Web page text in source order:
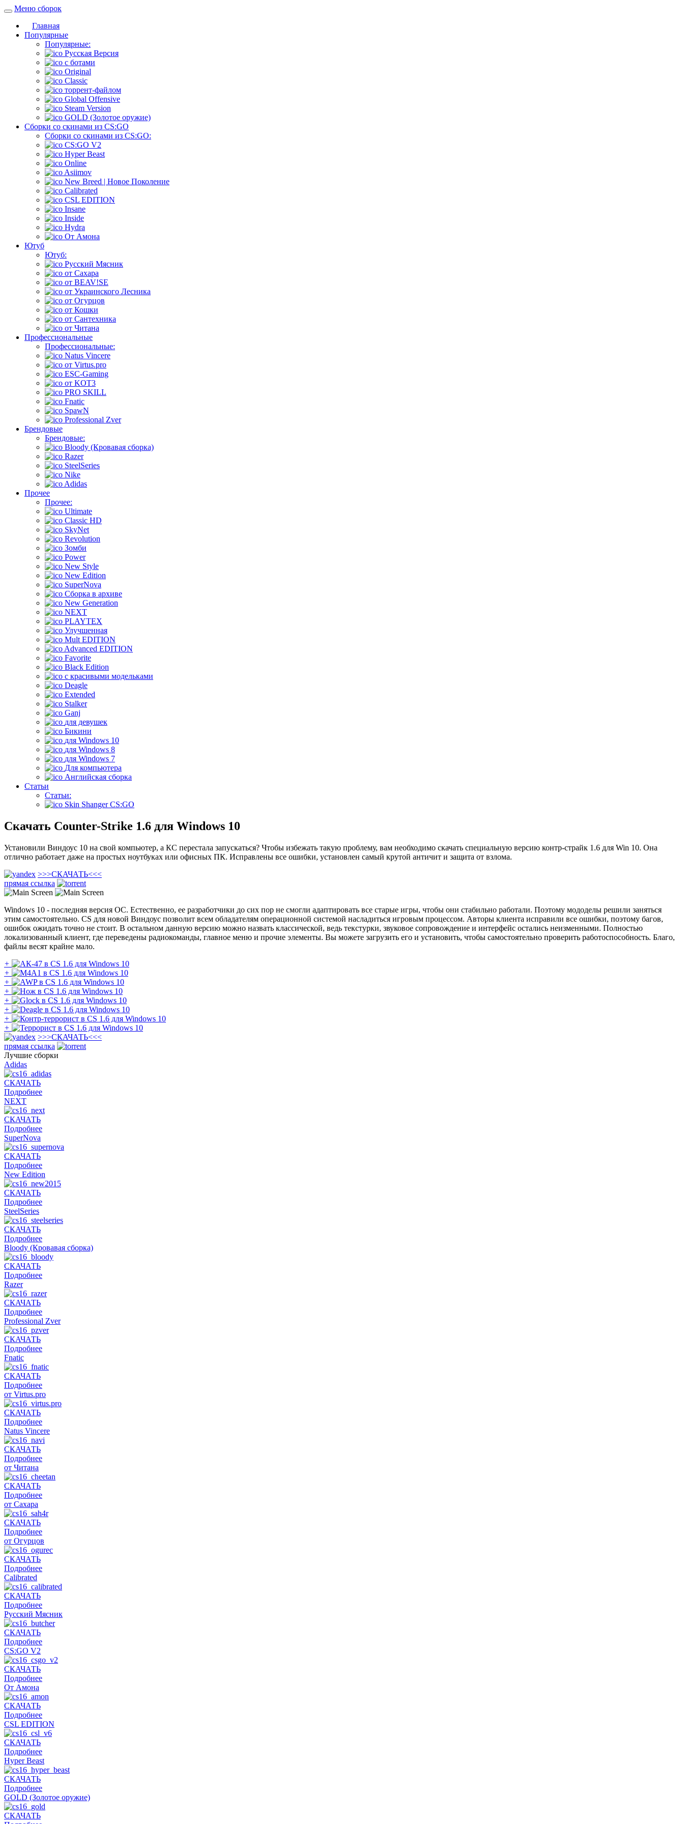
Меню сборок
Главная
Популярные
Популярные:
Русская Версия
c ботами
Original
Classic
торрент-файлом
Global Offensive
Steam Version
GOLD (Золотое оружие)
Сборки со скинами из CS:GO
Сборки со скинами из CS:GO:
CS:GO V2
Hyper Beast
Online
Asiimov
New Breed | Новое Поколение
Calibrated
CSL EDITION
Insane
Inside
Hydra
От Амона
Ютуб
Ютуб:
Русский Мясник
от Сахара
от BEAV!SE
от Украинского Лесника
от Огурцов
от Кошки
от Сантехника
от Читана
Профессиональные
Профессиональные:
Natus Vincere
от Virtus.pro
ESC-Gaming
от KOT3
PRO SKILL
Fnatic
SpawN
Professional Zver
Брендовые
Брендовые:
Bloody (Кровавая сборка)
Razer
SteelSeries
Nike
Adidas
Прочее
Прочее:
Ultimate
Classic HD
SkyNet
Revolution
Зомби
Power
New Style
New Edition
SuperNova
Сборка в архиве
New Generation
NEXT
PLAYTEX
Улучшенная
Mult EDITION
Advanced EDITION
Favorite
Black Edition
с красивыми модельками
Deagle
Extended
Stalker
Ganj
для девушек
Бикини
для Windows 10
для Windows 8
для Windows 7
Для компьютера
Английская сборка
Статьи
Статьи:
Skin Shanger CS:GO
Скачать Counter-Strike 1.6 для Windows 10
Установили Виндоус 10 на свой компьютер, а КС перестала запускаться? Чтобы избежать такую проблему, вам необходимо скачать специальную версию контр-страйк 1.6 для Win 10. Она
отлично работает даже на простых ноутбуках или офисных ПК. Исправлены все ошибки, установлен самый крутой античит и защита от взлома.
>>>СКАЧАТЬ<<<
прямая ссылка
Windows 10 - последняя версия ОС. Естественно, ее разработчики до сих пор не смогли адаптировать все старые игры, чтобы они стабильно работали. Поэтому мододелы решили заняться
этим самостоятельно. CS для новой Виндоус позволит всем обладателям операционной системой насладиться игровым процессом. Авторы клиента исправили все ошибки, поэтому багов,
ошибок ожидать точно не стоит. В остальном данную версию можно назвать классической, ведь текстурки, звуковое сопровождение и интерфейс остались неизменными. Полностью
локализованный клиент, где переведены радиокоманды, главное меню и прочие элементы. Вы можете загрузить его и установить, чтобы самостоятельно проверить работоспособность. Благо,
файлы весят крайне мало.
+
+
+
+
+
+
+
+
>>>СКАЧАТЬ<<<
прямая ссылка
Лучшие сборки
Adidas
СКАЧАТЬ
Подробнее
NEXT
СКАЧАТЬ
Подробнее
SuperNova
СКАЧАТЬ
Подробнее
New Edition
СКАЧАТЬ
Подробнее
SteelSeries
СКАЧАТЬ
Подробнее
Bloody (Кровавая сборка)
СКАЧАТЬ
Подробнее
Razer
СКАЧАТЬ
Подробнее
Professional Zver
СКАЧАТЬ
Подробнее
Fnatic
СКАЧАТЬ
Подробнее
от Virtus.pro
СКАЧАТЬ
Подробнее
Natus Vincere
СКАЧАТЬ
Подробнее
от Читана
СКАЧАТЬ
Подробнее
от Сахара
СКАЧАТЬ
Подробнее
от Огурцов
СКАЧАТЬ
Подробнее
Calibrated
СКАЧАТЬ
Подробнее
Русский Мясник
СКАЧАТЬ
Подробнее
CS:GO V2
СКАЧАТЬ
Подробнее
От Амона
СКАЧАТЬ
Подробнее
CSL EDITION
СКАЧАТЬ
Подробнее
Hyper Beast
СКАЧАТЬ
Подробнее
GOLD (Золотое оружие)
СКАЧАТЬ